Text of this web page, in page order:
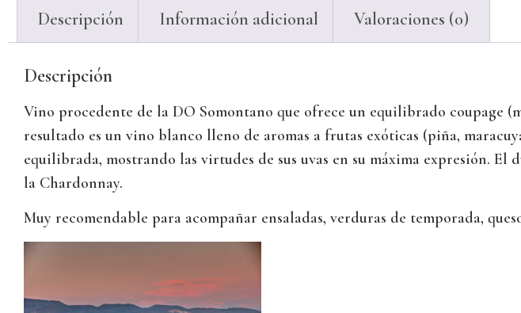
Descripción Información adicional Valoraciones (0)
Descripción
Vino procedente de la DO Somontano que ofrece un equilibrado coupage
resultado es un vino blanco lleno de aromas a frutas exóticas (piña,
equilibrada, mostrando las virtudes de sus uvas en su máxima expresión.
la Chardonnay.
Muy recomendable para acompañar ensaladas, verduras de temporada,